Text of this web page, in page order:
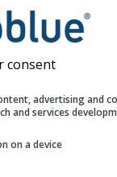
consent
advertising and
and services
on a device